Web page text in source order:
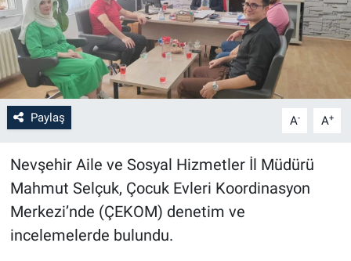
Paylaş A- A+
Nevşehir Aile ve Sosyal Hizmetler İl Müdürü
Mahmut Selçuk, Çocuk Evleri Koordinasyon
Merkezi’nde (ÇEKOM) denetim ve
incelemelerde bulundu.
Kültür
3.Sayfa
Medya
Bilim-Tek
Teknoloji
Röportaj